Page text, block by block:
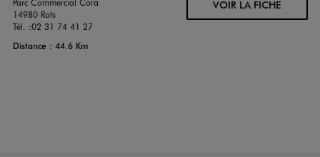
Parc Commercial Cora
14980 Rots
Tél. :02 31 74 41 27
Distance : 44.6 Km
VOIR LA FICHE